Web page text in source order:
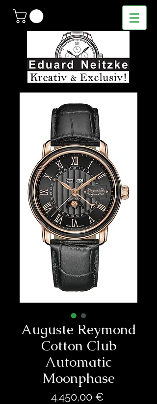
Auguste Reymond
Cotton Club
Automatic
Moonphase
4.450,00 €Preis